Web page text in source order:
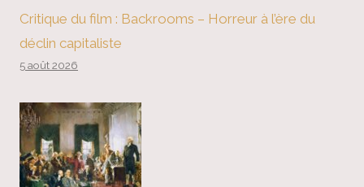
Critique du film : Backrooms – Horreur à l’ère du
déclin capitaliste
5 août 2026